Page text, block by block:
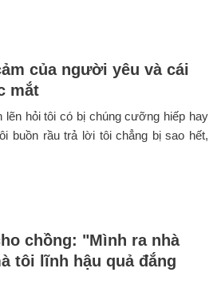
của người yêu và cái
mắt
lẽn hỏi tôi có bị chúng cưỡng hiếp hay
buồn rầu trả lời tôi chẳng bị sao hết,
chồng: "Mình ra nhà
tôi lĩnh hậu quả đắng